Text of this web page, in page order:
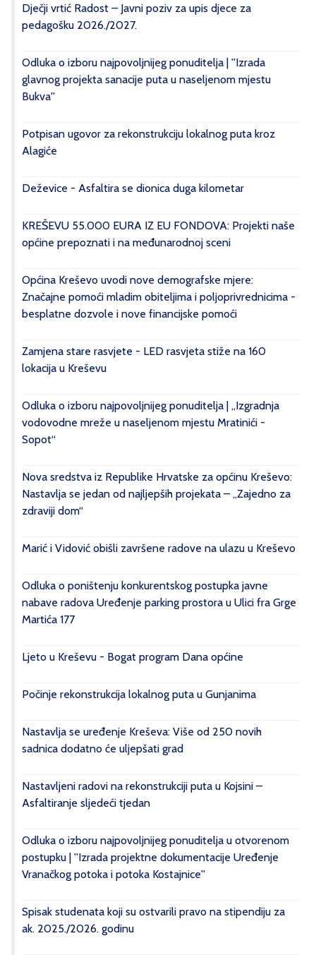
Dječji vrtić Radost – Javni poziv za upis djece za
pedagošku 2026./2027.
Odluka o izboru najpovoljnijeg ponuditelja | ''Izrada
glavnog projekta sanacije puta u naseljenom mjestu
Bukva''
Potpisan ugovor za rekonstrukciju lokalnog puta kroz
Alagiće
Deževice - Asfaltira se dionica duga kilometar
KREŠEVU 55.000 EURA IZ EU FONDOVA: Projekti naše
općine prepoznati i na međunarodnoj sceni
Općina Kreševo uvodi nove demografske mjere:
Značajne pomoći mladim obiteljima i poljoprivrednicima -
besplatne dozvole i nove financijske pomoći
Zamjena stare rasvjete - LED rasvjeta stiže na 160
lokacija u Kreševu
Odluka o izboru najpovoljnijeg ponuditelja | „Izgradnja
vodovodne mreže u naseljenom mjestu Mratinići -
Sopot“
Nova sredstva iz Republike Hrvatske za općinu Kreševo:
Nastavlja se jedan od najljepših projekata – „Zajedno za
zdraviji dom“
Marić i Vidović obišli završene radove na ulazu u Kreševo
Odluka o poništenju konkurentskog postupka javne
nabave radova Uređenje parking prostora u Ulici fra Grge
Martića 177
Ljeto u Kreševu - Bogat program Dana općine
Počinje rekonstrukcija lokalnog puta u Gunjanima
Nastavlja se uređenje Kreševa: Više od 250 novih
sadnica dodatno će uljepšati grad
Nastavljeni radovi na rekonstrukciji puta u Kojsini –
Asfaltiranje sljedeći tjedan
Odluka o izboru najpovoljnijeg ponuditelja u otvorenom
postupku | ''Izrada projektne dokumentacije Uređenje
Vranačkog potoka i potoka Kostajnice''
Spisak studenata koji su ostvarili pravo na stipendiju za
ak. 2025./2026. godinu